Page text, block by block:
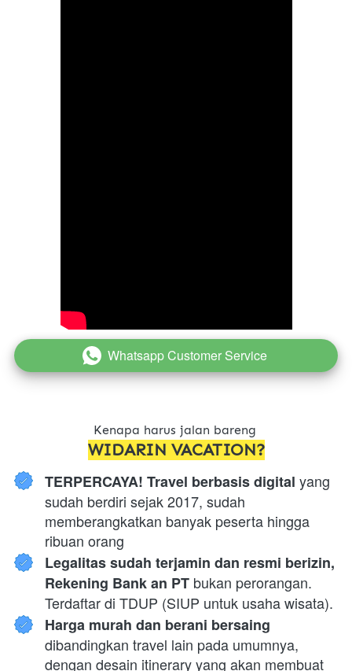
` Whatsapp Customer Service
Kenapa harus jalan bareng
WIDARIN VACATION?
TERPERCAYA! Travel berbasis digital yang
sudah berdiri sejak 2017, sudah
memberangkatkan banyak peserta hingga
ribuan orang
Legalitas sudah terjamin dan resmi berizin,
Rekening Bank an PT bukan perorangan.
Terdaftar di TDUP (SIUP untuk usaha wisata).
dibandingkan travel lain pada umumnya,
dengan desain itinerary yang akan membuat